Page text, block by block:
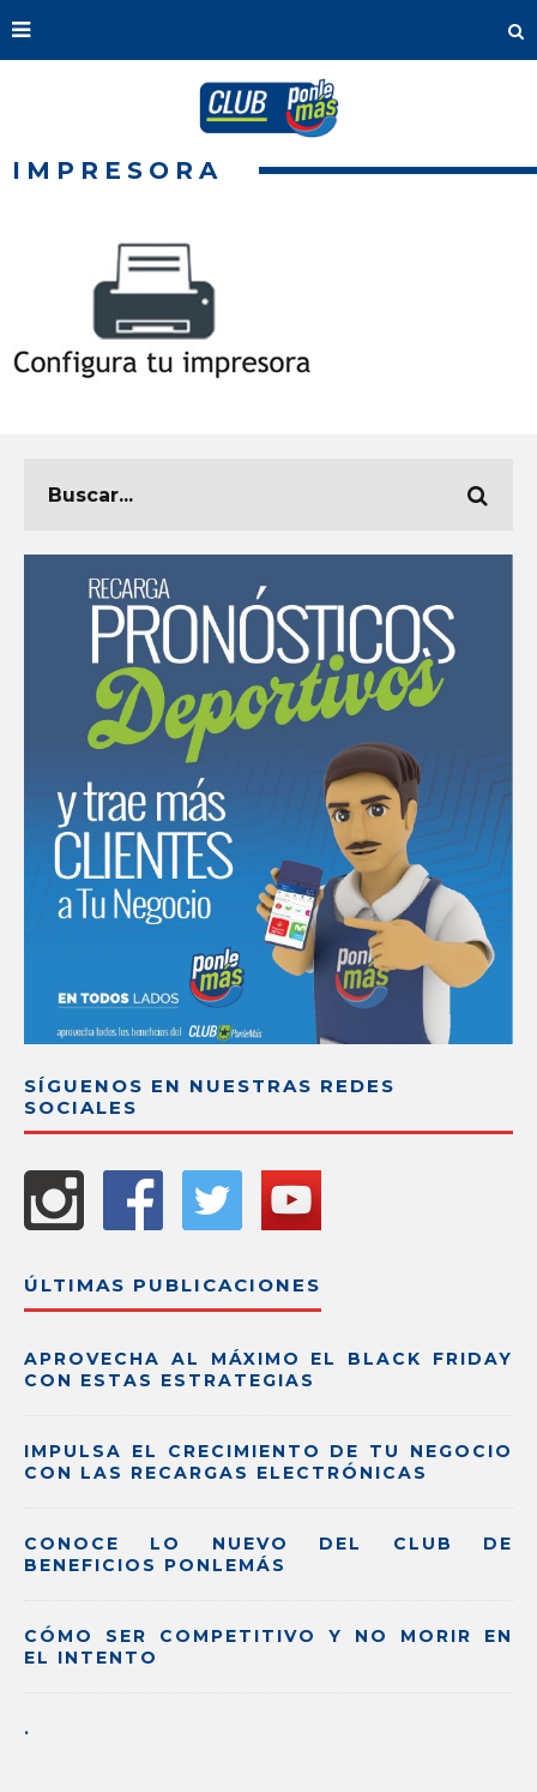
IMPRESORA
SÍGUENOS EN NUESTRAS REDES
SOCIALES
ÚLTIMAS PUBLICACIONES
APROVECHA AL MÁXIMO EL BLACK FRIDAY
CON ESTAS ESTRATEGIAS
IMPULSA EL CRECIMIENTO DE TU NEGOCIO
CON LAS RECARGAS ELECTRÓNICAS
CONOCE LO NUEVO DEL CLUB DE
BENEFICIOS PONLEMÁS
CÓMO SER COMPETITIVO Y NO MORIR EN
EL INTENTO
.